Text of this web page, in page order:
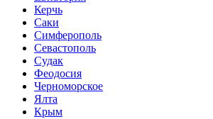
Керчь
Саки
Симферополь
Севастополь
Судак
Феодосия
Черноморское
Ялта
Крым